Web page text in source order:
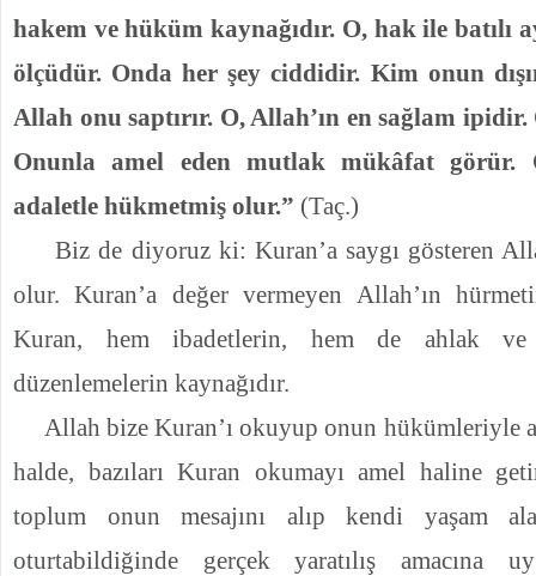
hakem ve hüküm kaynağıdır. O, hak ile batılı
ölçüdür. Onda her şey ciddidir. Kim onun
Allah onu saptırır. O, Allah’ın en sağlam
Onunla amel eden mutlak mükâfat görür.
adaletle hükmetmiş olur.” (Taç.)
Biz de diyoruz ki: Kuran’a saygı gösteren
olur. Kuran’a değer vermeyen Allah’ın
Kuran, hem ibadetlerin, hem de ahlak ve
düzenlemelerin kaynağıdır.
Allah bize Kuran’ı okuyup onun hükümleriyle
halde, bazıları Kuran okumayı amel haline
toplum onun mesajını alıp kendi yaşam
oturtabildiğinde gerçek yaratılış amacına